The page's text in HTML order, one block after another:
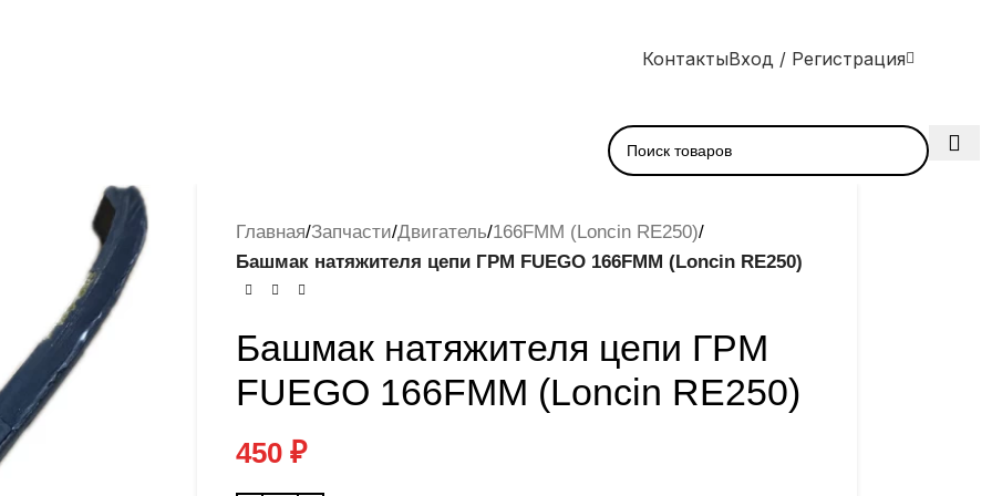
КонтактыВход / Регистрация
Главная/Запчасти/Двигатель/166FMM (Loncin RE250)/
Башмак натяжителя цепи ГРМ FUEGO 166FMM (Loncin RE250)
Башмак натяжителя цепи ГРМ
FUEGO 166FMM (Loncin RE250)
450 ₽